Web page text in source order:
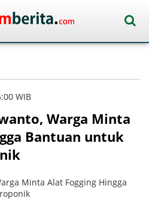
WIB
Warga Minta
Bantuan untuk